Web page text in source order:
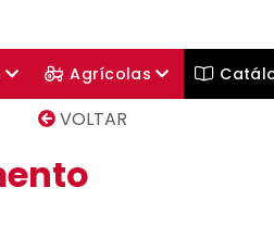
Agrícolas
VOLTAR